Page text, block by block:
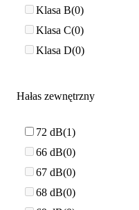
Klasa B 0
Klasa C 0
Klasa D 0
Hałas zewnętrzny
72 dB 1
66 dB 0
67 dB 0
68 dB 0